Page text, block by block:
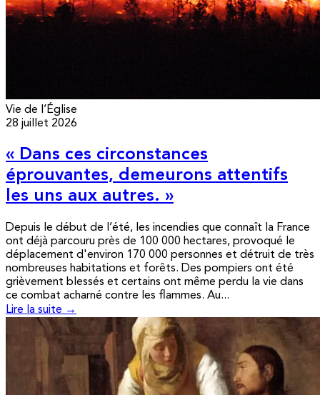
Vie de l’Église
28 juillet 2026
« Dans ces circonstances
éprouvantes, demeurons attentifs
les uns aux autres. »
Depuis le début de l’été, les incendies que connaît la France
ont déjà parcouru près de 100 000 hectares, provoqué le
déplacement d'environ 170 000 personnes et détruit de très
nombreuses habitations et forêts. Des pompiers ont été
grièvement blessés et certains ont même perdu la vie dans
ce combat acharné contre les flammes. Au...
Lire la suite →